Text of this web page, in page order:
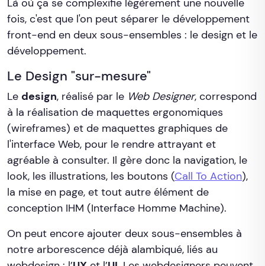
fois, c'est que l'on peut séparer le développement
front-end en deux sous-ensembles : le design et le
développement.
Le Design "sur-mesure"
Le design, réalisé par le Web Designer, correspond
à la réalisation de maquettes ergonomiques
(wireframes) et de maquettes graphiques de
l'interface Web, pour le rendre attrayant et
agréable à consulter. Il gère donc la navigation, le
look, les illustrations, les boutons (Call To Action),
la mise en page, et tout autre élément de
conception IHM (Interface Homme Machine).
On peut encore ajouter deux sous-ensembles à
notre arborescence déjà alambiqué, liés au